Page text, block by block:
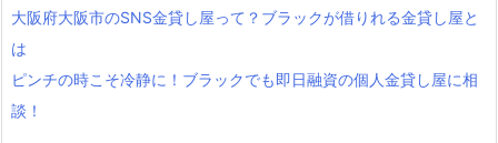
大阪府大阪市のSNS金貸し屋って？ブラックが借りれる金貸し屋と
は
ピンチの時こそ冷静に！ブラックでも即日融資の個人金貸し屋に相
談！